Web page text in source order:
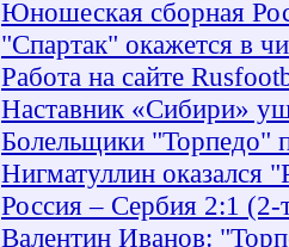
Юношеская сборная
"Спартак" окажется в
Работа на сайте
Наставник «Сибири»
Болельщики "Торпедо"
Нигматуллин оказался
Россия – Сербия 2:1 (2-
Валентин Иванов: